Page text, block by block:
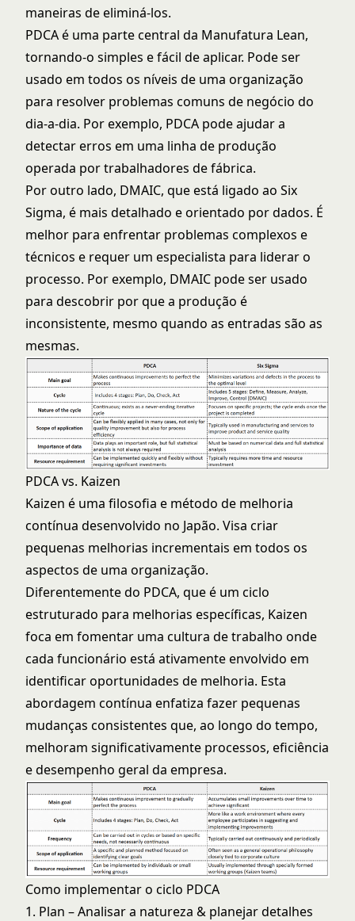
maneiras de eliminá-los.
PDCA é uma parte central da Manufatura Lean,
tornando-o simples e fácil de aplicar. Pode ser
usado em todos os níveis de uma organização
para resolver problemas comuns de negócio do
dia-a-dia. Por exemplo, PDCA pode ajudar a
detectar erros em uma linha de produção
operada por trabalhadores de fábrica.
Por outro lado, DMAIC, que está ligado ao Six
Sigma, é mais detalhado e orientado por dados. É
melhor para enfrentar problemas complexos e
técnicos e requer um especialista para liderar o
processo. Por exemplo, DMAIC pode ser usado
para descobrir por que a produção é
inconsistente, mesmo quando as entradas são as
mesmas.
PDCA vs. Kaizen
Kaizen é uma filosofia e método de melhoria
contínua desenvolvido no Japão. Visa criar
pequenas melhorias incrementais em todos os
aspectos de uma organização.
Diferentemente do PDCA, que é um ciclo
estruturado para melhorias específicas, Kaizen
foca em fomentar uma cultura de trabalho onde
cada funcionário está ativamente envolvido em
identificar oportunidades de melhoria. Esta
abordagem contínua enfatiza fazer pequenas
mudanças consistentes que, ao longo do tempo,
melhoram significativamente processos, eficiência
e desempenho geral da empresa.
Como implementar o ciclo PDCA
1. Plan – Analisar a natureza & planejar detalhes